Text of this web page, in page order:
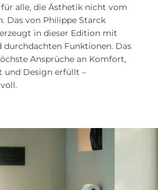
alle, die Ästhetik nicht vom
Das von Philippe Starck
in dieser Edition mit
durchdachten Funktionen. Das
Ansprüche an Komfort,
und Design erfüllt –